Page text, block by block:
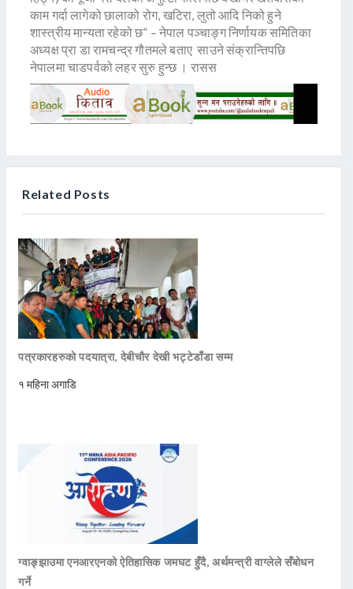
काम गर्दा लागेको छालाको रोग, खटिरा, लुतो आदि निको हुने
शास्त्रीय मान्यता रहेको छ” – नेपाल पञ्चाङ्ग निर्णायक समितिका
अध्यक्ष प्रा डा रामचन्द्र गौतमले बताए साउने संक्रान्तिपछि
नेपालमा चाडपर्वको लहर सुरु हुन्छ । रासस
Related Posts
पत्रकारहरुको पदयात्रा, देबीचौर देखी भट्टेडाँडा सम्म
१ महिना अगाडि
ग्वाङ्झाउमा एनआरएनको ऐतिहासिक जमघट हुँदै, अर्थमन्त्री वाग्लेले सँबोधन
गर्ने